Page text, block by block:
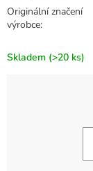
Skladem (>20 ks)
Originální značení
výrobce: